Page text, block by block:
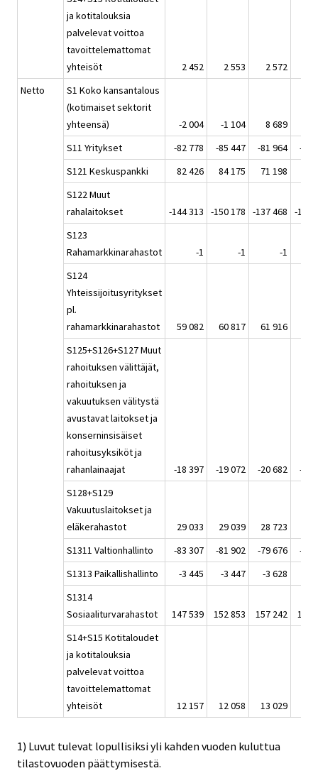
ja kotitalouksia
palvelevat voittoa
tavoittelemattomat
yhteisöt
2 452 2 553 2 572
Netto
S1 Koko kansantalous
(kotimaiset sektorit
yhteensä)
-2 004 -1 104 8 689
S11 Yritykset
-82 778 -85 447 -81 964
-62
S121 Keskuspankki
82 426 84 175 71 198
S122 Muut
rahalaitokset
-144 313 -150 178 -137 468
-126
S123
Rahamarkkinarahastot
-1 -1
-1
S124
Yhteissijoitusyritykset
pl.
rahamarkkinarahastot
59 082 60 817 61 916
S125+S126+S127 Muut
rahoituksen välittäjät,
rahoituksen ja
vakuutuksen välitystä
avustavat laitokset ja
konserninsisäiset
rahoitusyksiköt ja
rahanlainaajat
-18 397 -19 072 -20 682
-17
S128+S129
Vakuutuslaitokset ja
eläkerahastot
29 033 29 039 28 723
S1311 Valtionhallinto
-83 307 -81 902 -79 676
-90
S1313 Paikallishallinto
-3 445 -3 447 -3 628
S1314
Sosiaaliturvarahastot
147 539 152 853 157 242
139
S14+S15 Kotitaloudet
ja kotitalouksia
palvelevat voittoa
tavoittelemattomat
yhteisöt
12 157 12 058 13 029
1) Luvut tulevat lopullisiksi yli kahden vuoden kuluttua
tilastovuoden päättymisestä.